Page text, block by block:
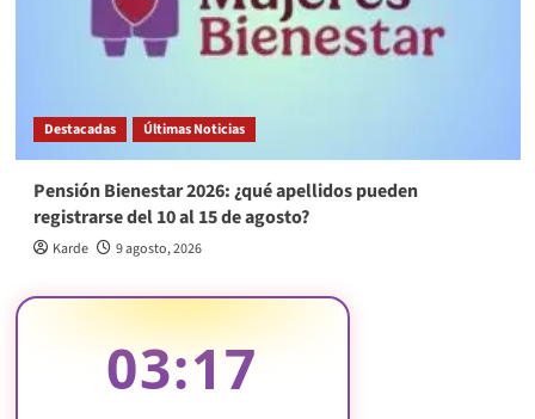
Destacadas Últimas Noticias
Pensión Bienestar 2026: ¿qué apellidos pueden
registrarse del 10 al 15 de agosto?
Karde 9 agosto, 2026
03:18